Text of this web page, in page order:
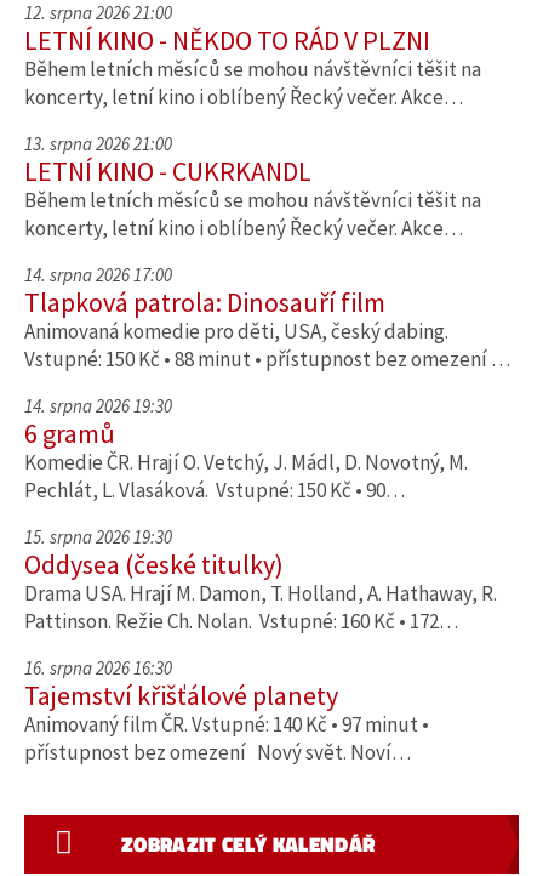
12. srpna 2026 21:00
LETNÍ KINO - NĚKDO TO RÁD V PLZNI
Během letních měsíců se mohou návštěvníci těšit na
koncerty, letní kino i oblíbený Řecký večer. Akce…
13. srpna 2026 21:00
LETNÍ KINO - CUKRKANDL
Během letních měsíců se mohou návštěvníci těšit na
koncerty, letní kino i oblíbený Řecký večer. Akce…
14. srpna 2026 17:00
Tlapková patrola: Dinosauří film
Animovaná komedie pro děti, USA, český dabing.
Vstupné: 150 Kč • 88 minut • přístupnost bez omezení …
14. srpna 2026 19:30
6 gramů
Komedie ČR. Hrají O. Vetchý, J. Mádl, D. Novotný, M.
Pechlát, L. Vlasáková. Vstupné: 150 Kč • 90…
15. srpna 2026 19:30
Oddysea (české titulky)
Drama USA. Hrají M. Damon, T. Holland, A. Hathaway, R.
Pattinson. Režie Ch. Nolan. Vstupné: 160 Kč • 172…
16. srpna 2026 16:30
Tajemství křišťálové planety
Animovaný film ČR. Vstupné: 140 Kč • 97 minut •
přístupnost bez omezení Nový svět. Noví…
ZOBRAZIT CELÝ KALENDÁŘ